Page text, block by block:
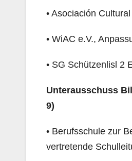
• Asociación
• WiAC e.V.,
• SG Schützenlisl 2
Unterausschuss
9)
• Berufsschule zur
vertretende